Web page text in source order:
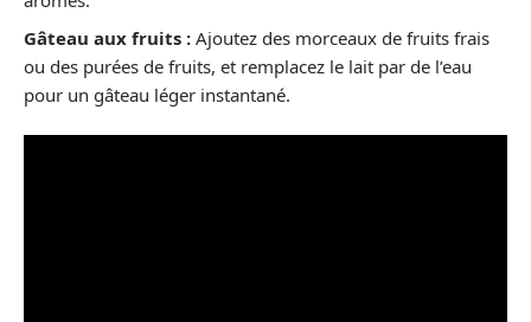
Gâteau aux fruits : Ajoutez des morceaux de fruits frais
ou des purées de fruits, et remplacez le lait par de l’eau
pour un gâteau léger instantané.